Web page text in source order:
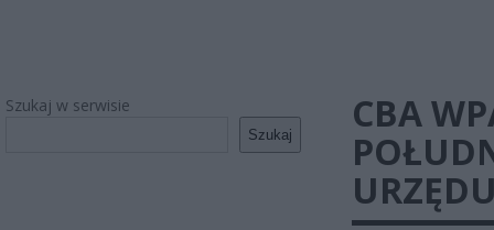
Szukaj w serwisie
Szukaj
CBA